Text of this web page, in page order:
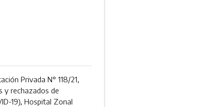
Privada N° 118/21,
y rechazados de
19), Hospital Zonal